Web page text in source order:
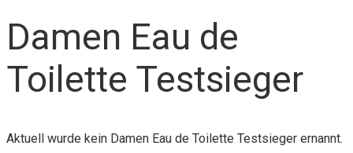
Damen Eau de
Toilette Testsieger
Aktuell wurde kein Damen Eau de Toilette Testsieger ernannt.